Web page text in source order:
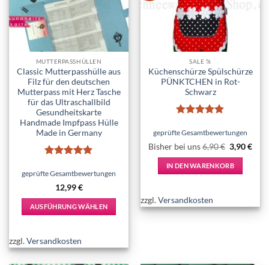
MUTTERPASSHÜLLEN
Classic Mutterpasshülle aus
Filz für den deutschen
Mutterpass mit Herz Tasche
für das Ultraschallbild
Gesundheitskarte
Handmade Impfpass Hülle
Made in Germany
mit5von
geprüfte Gesamtbewertungen
12,99€
AUSFÜHRUNG WÄHLEN
weist
zzgl.Versandkosten
SALE %
Küchenschürze Spülschürze
PÜNKTCHEN in Rot-
Schwarz
mit5von
geprüfte Gesamtbewertungen
Bisher bei uns6,90€
Preis
war:
6,90 €
3,90€
IN DEN WARENKORB
zzgl.Versandkosten